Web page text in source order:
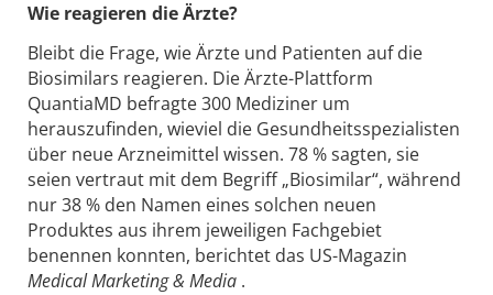
Wie reagieren die Ärzte?
Bleibt die Frage, wie Ärzte und Patienten auf die
Biosimilars reagieren. Die Ärzte-Plattform
QuantiaMD befragte 300 Mediziner um
herauszufinden, wieviel die Gesundheitsspezialisten
über neue Arzneimittel wissen. 78 % sagten, sie
seien vertraut mit dem Begriff „Biosimilar“, während
nur 38 % den Namen eines solchen neuen
Produktes aus ihrem jeweiligen Fachgebiet
benennen konnten, berichtet das US-Magazin
Medical Marketing & Media .